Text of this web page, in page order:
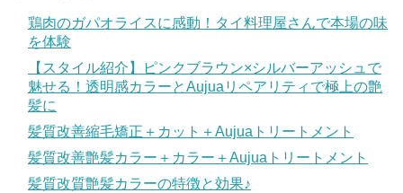
鶏肉のガパオライスに感動！タイ料理屋さんで本場の味
を体験
【スタイル紹介】ピンクブラウン×シルバーアッシュで
魅せる！透明感カラーとAujuaリペアリティで極上の艶
髪に
髪質改善縮毛矯正＋カット＋Aujuaトリートメント
髪質改善艶髪カラー＋カラー＋Aujuaトリートメント
髪質改質艶髪カラーの特徴と効果♪